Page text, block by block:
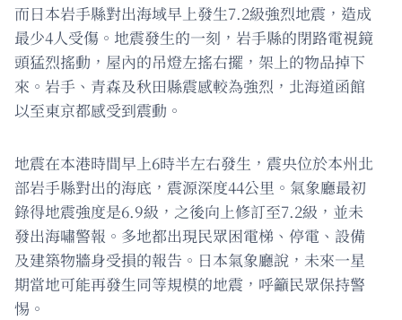
而日本岩手縣對出海域早上發生7.2級強烈地震，造成
最少4人受傷。地震發生的一刻，岩手縣的閉路電視鏡
頭猛烈搖動，屋內的吊燈左搖右擺，架上的物品掉下
來。岩手、青森及秋田縣震感較為強烈，北海道函館
以至東京都感受到震動。
地震在本港時間早上6時半左右發生，震央位於本州北
部岩手縣對出的海底，震源深度44公里。氣象廳最初
錄得地震強度是6.9級，之後向上修訂至7.2級，並未
發出海嘯警報。多地都出現民眾困電梯、停電、設備
及建築物牆身受損的報告。日本氣象廳說，未來一星
期當地可能再發生同等規模的地震，呼籲民眾保持警
惕。